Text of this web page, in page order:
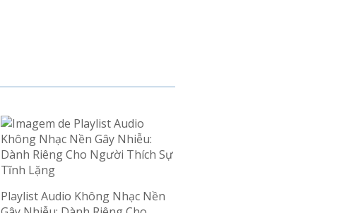
Playlist Audio Không Nhạc Nền